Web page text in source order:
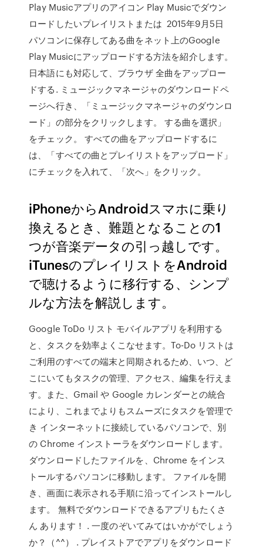
Play Musicアプリのアイコン Play Musicでダウン
ロードしたいプレイリストまたは 2015年9月5日
パソコンに保存してある曲をネット上のGoogle
Play Musicにアップロードする方法を紹介します。
日本語にも対応して、ブラウザ 全曲をアップロー
ドする. ミュージックマネージャのダウンロードペ
ージへ行き、「ミュージックマネージャのダウンロ
ード」の部分をクリックします。 する曲を選択」
をチェック。 すべての曲をアップロードするに
は、「すべての曲とプレイリストをアップロード」
にチェックを入れて、「次へ」をクリック。
iPhoneからAndroidスマホに乗り
換えるとき、難題となることの1
つが音楽データの引っ越しです。
iTunesのプレイリストをAndroid
で聴けるように移行する、シンプ
ルな方法を解説します。
Google ToDo リスト モバイルアプリを利用する
と、タスクを効率よくこなせます。To-Do リストは
ご利用のすべての端末と同期されるため、いつ、ど
こにいてもタスクの管理、アクセス、編集を行えま
す。また、Gmail や Google カレンダーとの統合
により、これまでよりもスムーズにタスクを管理で
き インターネットに接続しているパソコンで、別
の Chrome インストーラをダウンロードします。
ダウンロードしたファイルを、Chrome をインス
トールするパソコンに移動します。 ファイルを開
き、画面に表示される手順に沿ってインストールし
ます。 無料でダウンロードできるアプリもたくさ
ん あります！ . 一度のぞいてみてはいかがでしょう
か？（^^） . プレイストアでアプリをダウンロード